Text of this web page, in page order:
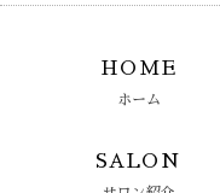
HOME
ホーム
SALON